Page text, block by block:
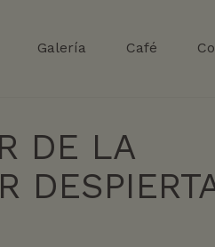
Galería Café
DE LA